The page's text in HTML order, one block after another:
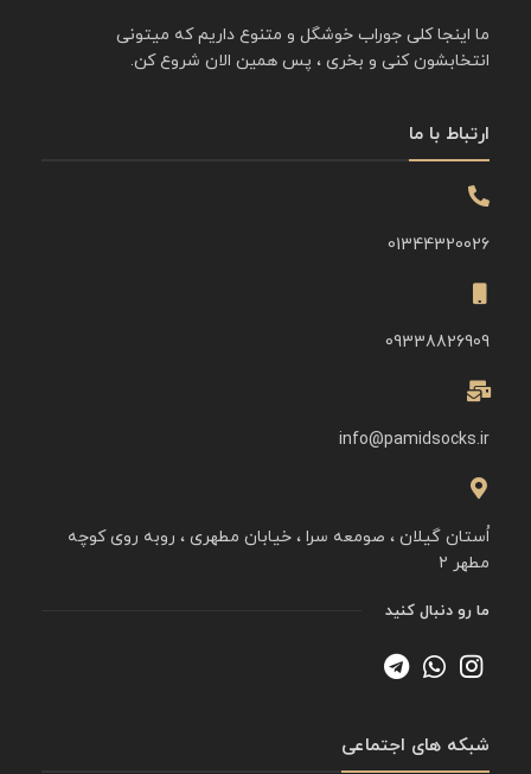
ما اینجا کلی جوراب خوشگل و متنوع داریم که میتونی
انتخابشون کنی و بخری ، پس همین الان شروع کن.
ارتباط با ما
01344320026
09338826909
info@pamidsocks.ir
اُستان گیلان ، صومعه سرا ، خیابان مطهری ، روبه روی کوچه
مطهر ۲
ما رو دنبال کنید
شبکه های اجتماعی